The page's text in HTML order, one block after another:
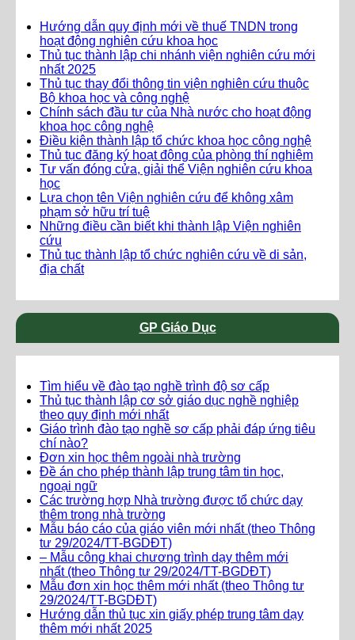
Hướng dẫn quy định mới về thuế TNDN trong
hoạt động nghiên cứu khoa học
Thủ tục thành lập chi nhánh viện nghiên cứu mới
nhất 2025
Thủ tục thay đổi thông tin viện nghiên cứu thuộc
Bộ khoa học và công nghệ
Chính sách đầu tư của Nhà nước cho hoạt động
khoa học công nghệ
Điều kiện thành lập tổ chức khoa học công nghệ
Thủ tục đăng ký hoạt động của phòng thí nghiệm
Tư vấn đóng cửa, giải thể Viện nghiên cứu khoa
học
Lựa chọn tên Viện nghiên cứu để không xâm
phạm sở hữu trí tuệ
Những điều cần biết khi thành lập Viện nghiên
cứu
Thủ tục thành lập tổ chức nghiên cứu về di sản,
địa chất
GP Giáo Dục
Tìm hiểu về đào tạo nghề trình độ sơ cấp
Thủ tục thành lập cơ sở giáo dục nghề nghiệp
theo quy định mới nhất
Giáo trình đào tạo nghề sơ cấp phải đáp ứng tiêu
chí nào?
Đơn xin học thêm ngoài nhà trường
Đề án cho phép thành lập trung tâm tin học,
ngoại ngữ
Các trường hợp Nhà trường được tổ chức dạy
thêm trong nhà trường
Mẫu báo cáo của giáo viên mới nhất (theo Thông
tư 29/2024/TT-BGDĐT)
– Mẫu công khai chương trình dạy thêm mới
nhất (theo Thông tư 29/2024/TT-BGDĐT)
Mẫu đơn xin học thêm mới nhất (theo Thông tư
29/2024/TT-BGDĐT)
Hướng dẫn thủ tục xin giấy phép trung tâm dạy
thêm mới nhất 2025